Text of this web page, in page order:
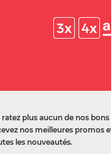
ratez plus aucun de nos bons
nos meilleures promos
les nouveautés.